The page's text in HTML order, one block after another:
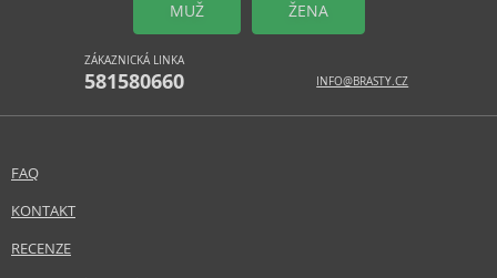
MUŽ ŽENA
ZÁKAZNICKÁ LINKA
581580660 INFO@BRASTY.CZ
FAQ
KONTAKT
RECENZE